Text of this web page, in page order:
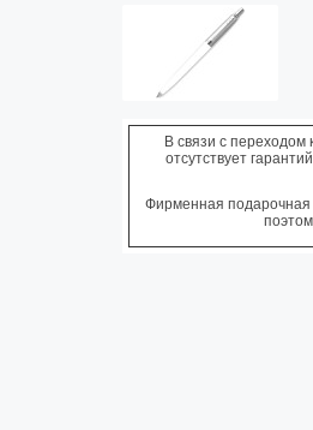
В связи с переходом
отсутствует
Фирменная подарочная